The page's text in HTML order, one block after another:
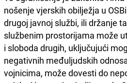
nošenje vjerskih obilježja u
drugoj javnoj službi, ili držanje
službenim prostorijama može
i sloboda drugih, uključujući
negativnih međuljudskih
vojnicima, može dovesti do